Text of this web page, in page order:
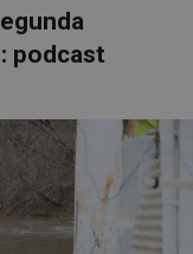
podcast